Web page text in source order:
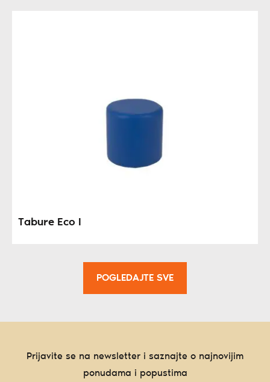
Tabure Eco I
POGLEDAJTE SVE
Prijavite se na newsletter i saznajte o najnovijim
ponudama i popustima